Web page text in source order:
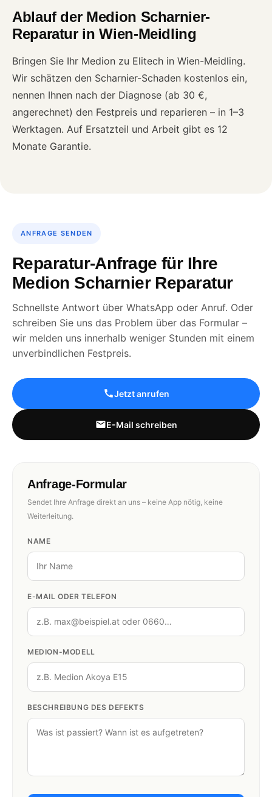
Ablauf der Medion Scharnier-
Reparatur in Wien-Meidling
Bringen Sie Ihr Medion zu Elitech in Wien-Meidling.
Wir schätzen den Scharnier-Schaden kostenlos ein,
nennen Ihnen nach der Diagnose (ab 30 €,
angerechnet) den Festpreis und reparieren – in 1–3
Werktagen. Auf Ersatzteil und Arbeit gibt es 12
Monate Garantie.
ANFRAGE SENDEN
Reparatur-Anfrage für Ihre
Medion Scharnier Reparatur
Schnellste Antwort über WhatsApp oder Anruf. Oder
schreiben Sie uns das Problem über das Formular –
wir melden uns innerhalb weniger Stunden mit einem
unverbindlichen Festpreis.
Jetzt anrufen
E-Mail schreiben
Anfrage-Formular
Sendet Ihre Anfrage direkt an uns – keine App nötig, keine
Weiterleitung.
NAME
E-MAIL ODER TELEFON
MEDION-MODELL
BESCHREIBUNG DES DEFEKTS